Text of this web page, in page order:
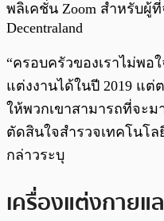
พลิเคชั่น Zoom สำหรับผู้
Decentraland
“ครอบครัวของเราไม่พอ
แต่งงานได้ในปี 2019 แ
ให้พวกเขาสามารถที่จะม
ตัดสินใจสำรวจเทคโนโล
กล่าวระบุ
เครื่องแต่งกายแ